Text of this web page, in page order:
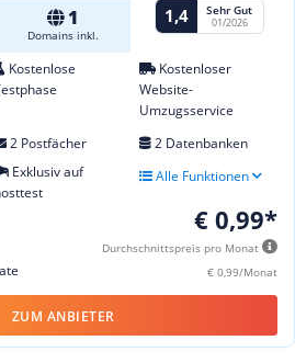
1
Domains inkl.
1,4 Sehr Gut
01/2026
Kostenlose
Kostenloser
Website-
Umzugsservice
2 Postfächer
2 Datenbanken
Exklusiv auf
Alle Funktionen
€ 0,99*
Durchschnittspreis pro Monat
€ 0,99/Monat
ZUM ANBIETER